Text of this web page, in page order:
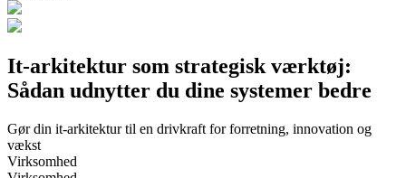
It-arkitektur som strategisk værktøj:
Sådan udnytter du dine systemer bedre
Gør din it-arkitektur til en drivkraft for forretning, innovation og
vækst
Virksomhed